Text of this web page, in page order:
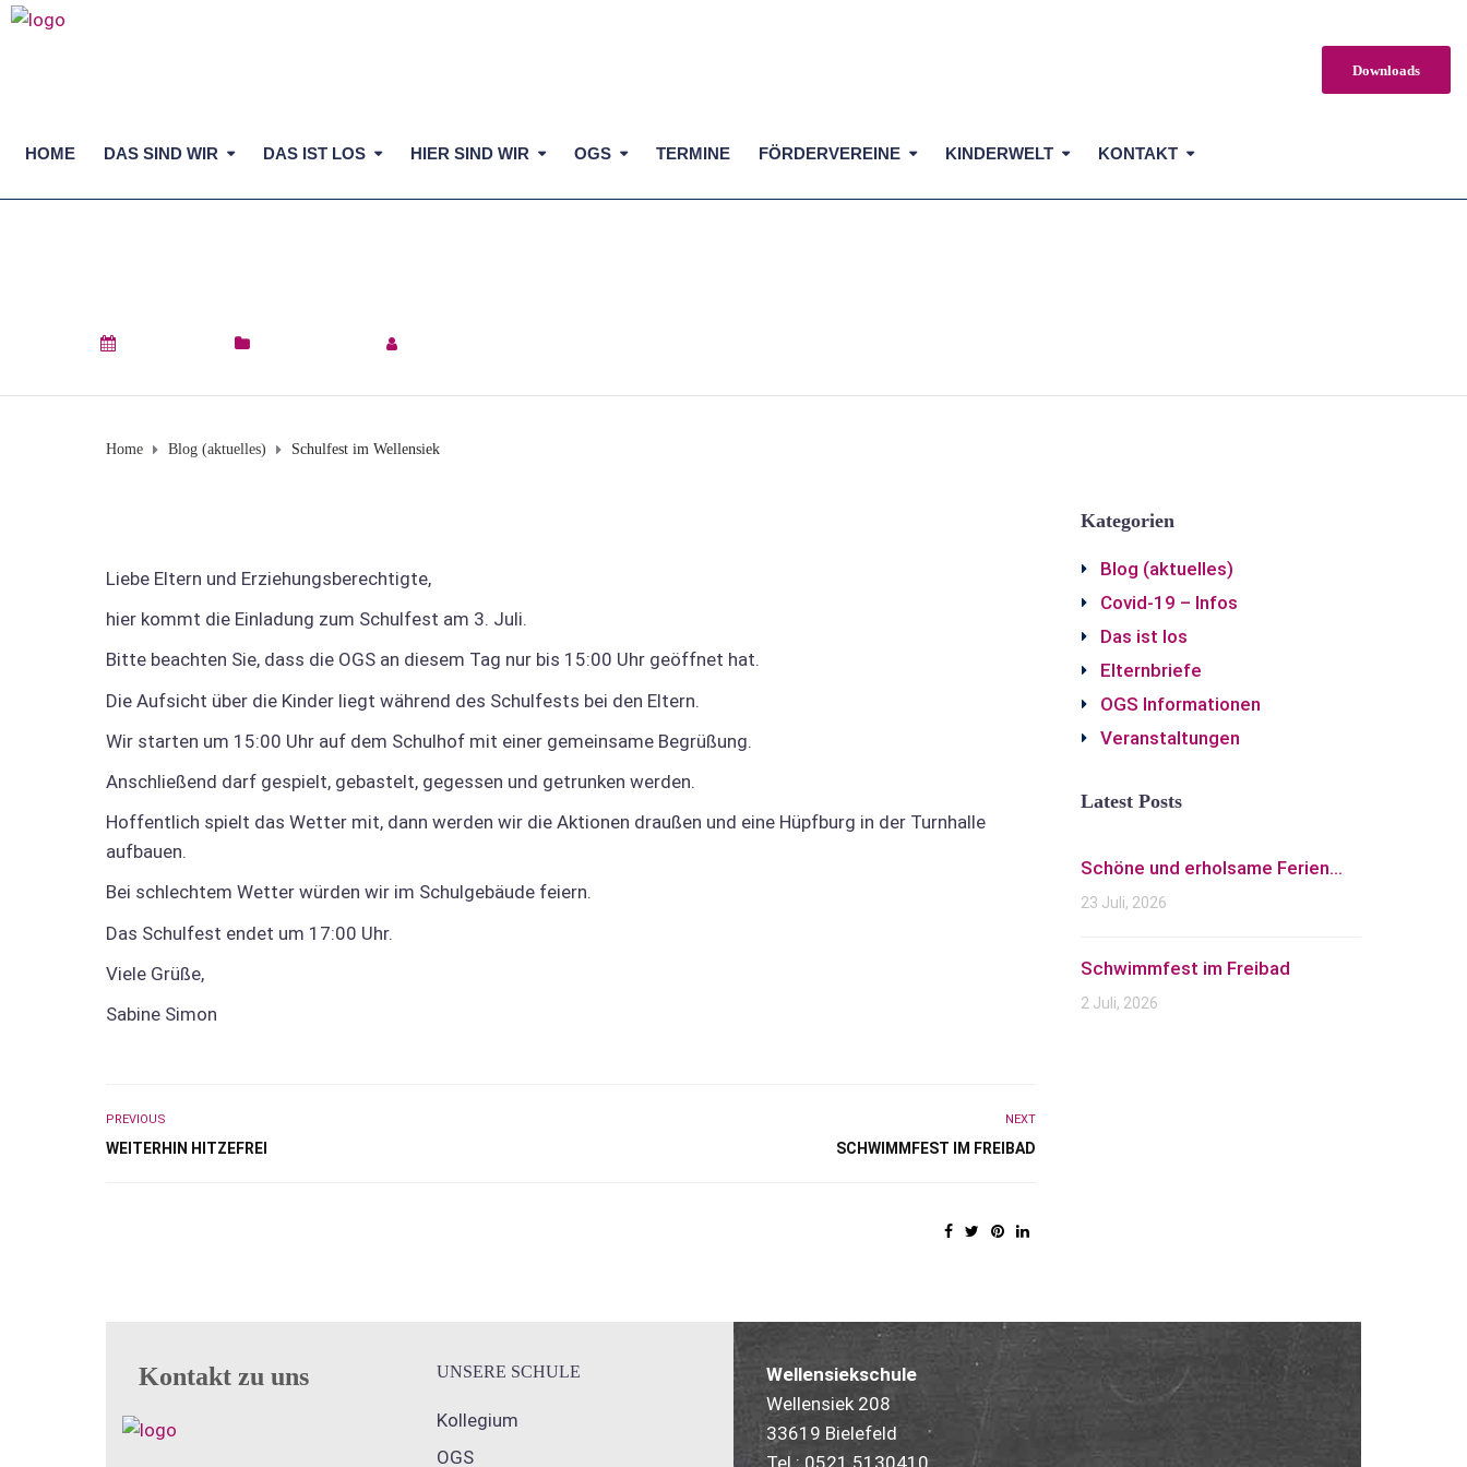
Downloads
HOME DAS SIND WIR DAS IST LOS HIER SIND WIR OGS TERMINE FÖRDERVEREINE KINDERWELT KONTAKT
Home Blog (aktuelles) Schulfest im Wellensiek
Liebe Eltern und Erziehungsberechtigte,
hier kommt die Einladung zum Schulfest am 3. Juli.
Bitte beachten Sie, dass die OGS an diesem Tag nur bis 15:00 Uhr geöffnet hat.
Die Aufsicht über die Kinder liegt während des Schulfests bei den Eltern.
Wir starten um 15:00 Uhr auf dem Schulhof mit einer gemeinsame Begrüßung.
Anschließend darf gespielt, gebastelt, gegessen und getrunken werden.
Hoffentlich spielt das Wetter mit, dann werden wir die Aktionen draußen und eine Hüpfburg in der Turnhalle
aufbauen.
Bei schlechtem Wetter würden wir im Schulgebäude feiern.
Das Schulfest endet um 17:00 Uhr.
Viele Grüße,
Sabine Simon
PREVIOUS
WEITERHIN HITZEFREI
NEXT
SCHWIMMFEST IM FREIBAD
Kategorien
Blog (aktuelles)
Covid-19 – Infos
Das ist los
Elternbriefe
OGS Informationen
Veranstaltungen
Latest Posts
Schöne und erholsame Ferien...
23 Juli, 2026
Schwimmfest im Freibad
2 Juli, 2026
Kontakt zu uns UNSERE SCHULE
Kollegium
OGS
Wellensiekschule
Wellensiek 208
33619 Bielefeld